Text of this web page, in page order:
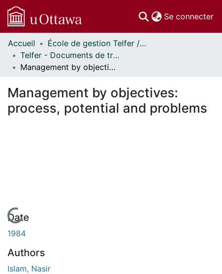
Se connecter
Communautés
et collections
Parcourir
À propos
Accueil
École de gestion Telfer // Telfer School of Management
Telfer - Documents de travail // Telfer - Working Papers
Management by objectives: process, potential and problems
Management by objectives:
process, potential and problems
En cours de chargement...
Date
1984
Authors
Islam, Nasir